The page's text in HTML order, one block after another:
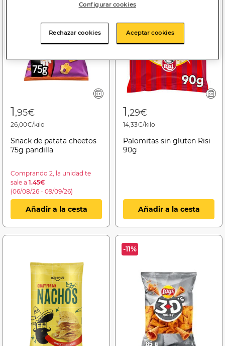
1,95€
26,00€/kilo
Snack de patata cheetos
75g pandilla
Comprando 2, la unidad te
sale a 1.45€
(06/08/26 - 09/09/26)
Añadir a la cesta
1,29€
14,33€/kilo
Palomitas sin gluten Risi
90g
Añadir a la cesta
-11%
Configurar cookies
Rechazar cookies Aceptar cookies